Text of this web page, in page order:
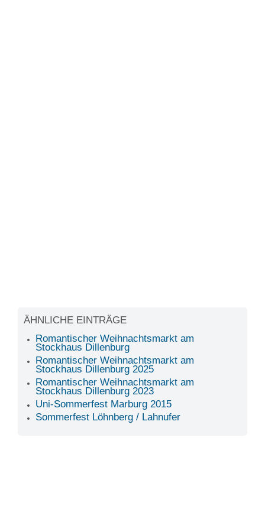
ÄHNLICHE EINTRÄGE
Romantischer Weihnachtsmarkt am
Stockhaus Dillenburg
Romantischer Weihnachtsmarkt am
Stockhaus Dillenburg 2025
Romantischer Weihnachtsmarkt am
Stockhaus Dillenburg 2023
Uni-Sommerfest Marburg 2015
Sommerfest Löhnberg / Lahnufer